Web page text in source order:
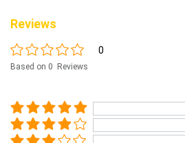
Reviews
0
Based on 0 Reviews